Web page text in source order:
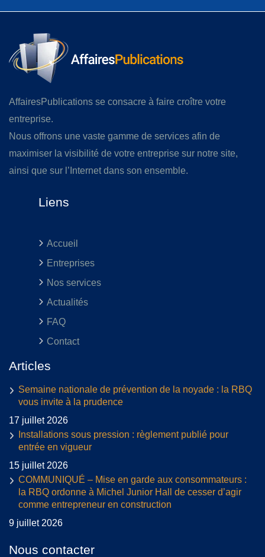
AffairesPublications se consacre à faire croître votre
entreprise.
Nous offrons une vaste gamme de services afin de
maximiser la visibilité de votre entreprise sur notre site,
ainsi que sur l’Internet dans son ensemble.
Liens
Accueil
Entreprises
Nos services
Actualités
FAQ
Contact
Articles
Semaine nationale de prévention de la noyade : la RBQ
vous invite à la prudence
17 juillet 2026
Installations sous pression : règlement publié pour
entrée en vigueur
15 juillet 2026
COMMUNIQUÉ – Mise en garde aux consommateurs :
la RBQ ordonne à Michel Junior Hall de cesser d’agir
comme entrepreneur en construction
9 juillet 2026
Nous contacter